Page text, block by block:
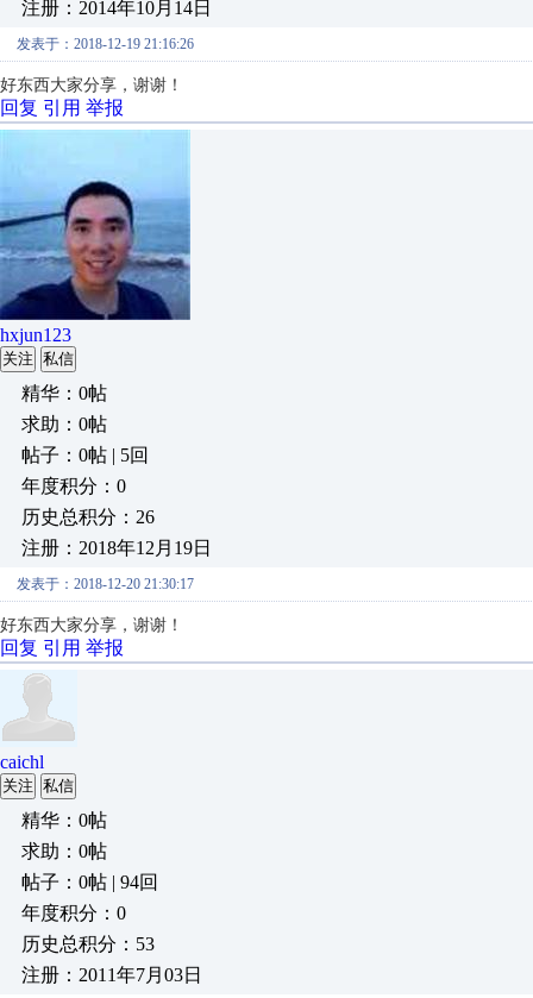
注册：2014年10月14日
发表于：2018-12-19 21:16:26
好东西大家分享，谢谢！
回复 引用 举报
hxjun123
关注 私信
精华：0帖
求助：0帖
帖子：0帖 | 5回
年度积分：0
历史总积分：26
注册：2018年12月19日
发表于：2018-12-20 21:30:17
好东西大家分享，谢谢！
回复 引用 举报
caichl
关注 私信
精华：0帖
求助：0帖
帖子：0帖 | 94回
年度积分：0
历史总积分：53
注册：2011年7月03日